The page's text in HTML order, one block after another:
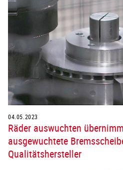
04.05.2023
Räder auswuchten
ausgewuchtete
Qualitätshersteller